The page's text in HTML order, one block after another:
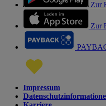
Zur
Zur
Impressum